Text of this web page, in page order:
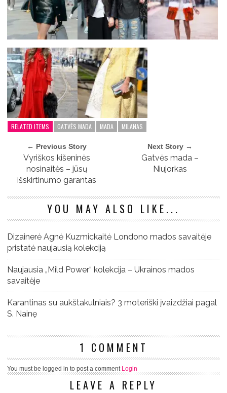
RELATED ITEMS GATVĖS MADA MADA MILANAS
← Previous Story
Vyriškos kišeninės
nosinaitės – jūsų
išskirtinumo garantas
Next Story →
Gatvės mada –
Niujorkas
YOU MAY ALSO LIKE...
Dizainerė Agnė Kuzmickaitė Londono mados savaitėje
pristatė naujausią kolekciją
Naujausia „Mild Power“ kolekcija – Ukrainos mados
savaitėje
Karantinas su aukštakulniais? 3 moteriški įvaizdžiai pagal
S. Nainę
1 COMMENT
You must be logged in to post a comment Login
LEAVE A REPLY